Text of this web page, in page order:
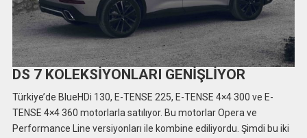
DS 7 KOLEKSİYONLARI GENİŞLİYOR
Türkiye’de BlueHDi 130, E-TENSE 225, E-TENSE 4×4 300 ve E-
TENSE 4×4 360 motorlarla satılıyor. Bu motorlar Opera ve
Performance Line versiyonları ile kombine ediliyordu. Şimdi bu iki